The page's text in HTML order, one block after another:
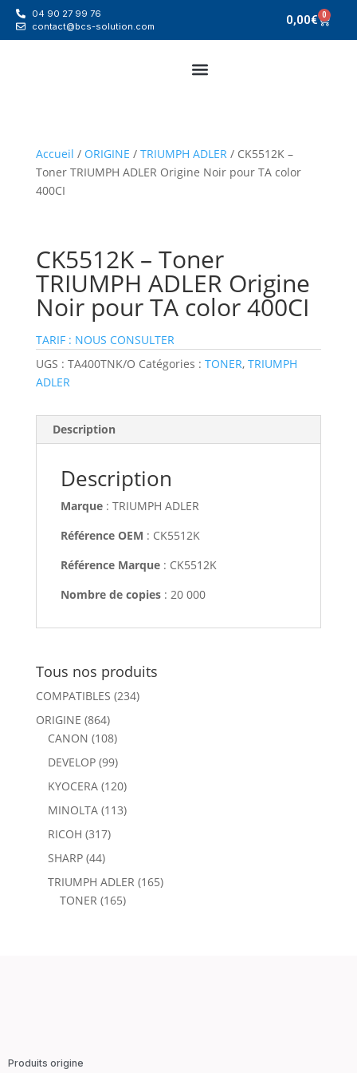
04 90 27 99 76
contact@bcs-solution.com
0,00€ 0
Accueil / ORIGINE / TRIUMPH ADLER/ CK5512K –
Toner TRIUMPH ADLER Origine Noir pour TA color
400CI
CK5512K – Toner
TRIUMPH ADLER Origine
Noir pour TA color 400CI
TARIF : NOUS CONSULTER
UGS : TA400TNK/O Catégories : TONER, TRIUMPH
ADLER
Description
Description
Marque: TRIUMPH ADLER
Référence OEM : CK5512K
Référence Marque: CK5512K
Nombre de copies: 20 000
Tous nos produits
COMPATIBLES (234)
ORIGINE (864)
CANON (108)
DEVELOP (99)
KYOCERA (120)
MINOLTA (113)
RICOH (317)
SHARP (44)
TRIUMPH ADLER (165)
TONER (165)
Produits origine